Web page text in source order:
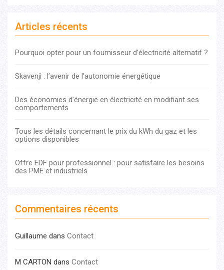
Articles récents
Pourquoi opter pour un fournisseur d’électricité alternatif ?
Skavenji : l’avenir de l’autonomie énergétique
Des économies d’énergie en électricité en modifiant ses
comportements
Tous les détails concernant le prix du kWh du gaz et les
options disponibles
Offre EDF pour professionnel : pour satisfaire les besoins
des PME et industriels
Commentaires récents
Guillaume dans Contact
M CARTON dans Contact